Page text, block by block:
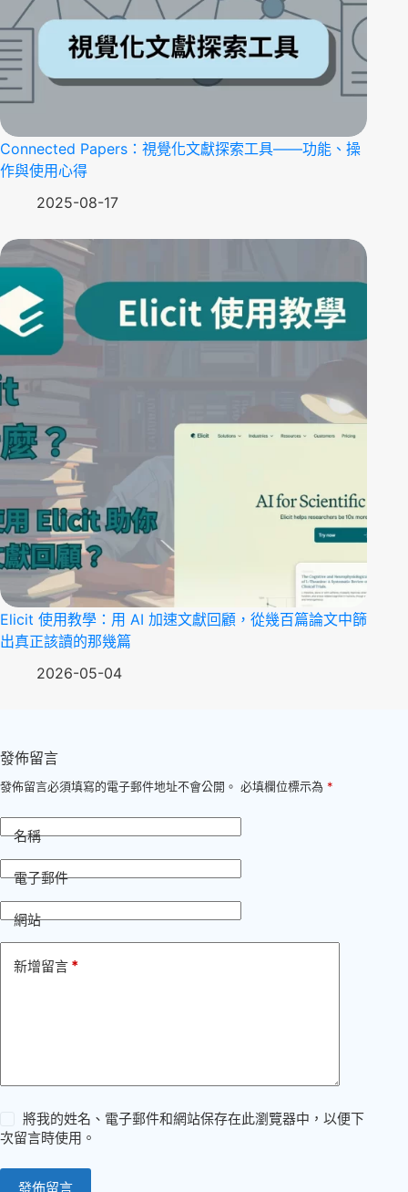
Connected Papers：視覺化文獻探索工具——功能、操
作與使用心得
2025-08-17
Elicit 使用教學：用 AI 加速文獻回顧，從幾百篇論文中篩
出真正該讀的那幾篇
2026-05-04
發佈留言
發佈留言必須填寫的電子郵件地址不會公開。 必填欄位標示為 *
名稱
電子郵件
網站
新增留言 *
將我的姓名、電子郵件和網站保存在此瀏覽器中，以便下
次留言時使用。
發佈留言